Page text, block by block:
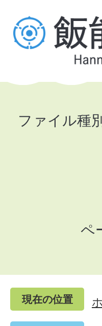
ファイル種別
ペ
現在の位置